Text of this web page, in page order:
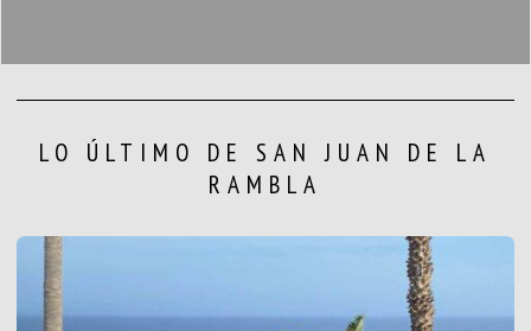
LO ÚLTIMO DE SAN JUAN DE LA
RAMBLA